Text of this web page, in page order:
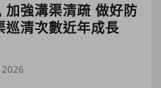
加強溝渠清疏 做好防
巡清次數近年成長
2026